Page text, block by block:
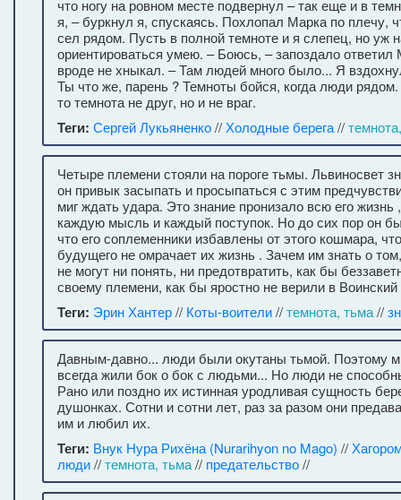
что ногу на ровном месте подвернул – так еще и в
я, – буркнул я, спускаясь. Похлопал Марка по плечу,
сел рядом. Пусть в полной темноте и я слепец, но уж
ориентироваться умею. – Боюсь, – запоздало
вроде не хныкал. – Там людей много было... Я
Ты что же, парень ? Темноты бойся, когда люди
то темнота не друг, но и не враг.
Теги: Сергей Лукьяненко// Холодные берега//
Четыре племени стояли на пороге тьмы. Львиносвет
он привык засыпать и просыпаться с этим
миг ждать удара. Это знание пронизало всю его жизнь
каждую мысль и каждый поступок. Но до сих пор он
что его соплеменники избавлены от этого кошмара,
будущего не омрачает их жизнь . Зачем им знать о
не могут ни понять, ни предотвратить, как бы
своему племени, как бы яростно не верили в Воинский
Теги: Эрин Хантер// Коты-воители//темнота, тьма//
Давным-давно... люди были окутаны тьмой. Поэтому
всегда жили бок о бок с людьми... Но люди не
Рано или поздно их истинная уродливая сущность
душонках. Сотни и сотни лет, раз за разом они
им и любил их.
Теги: Внук Нура Рихёна (Nurarihyon no Mago) //
люди//темнота, тьма// предательство//